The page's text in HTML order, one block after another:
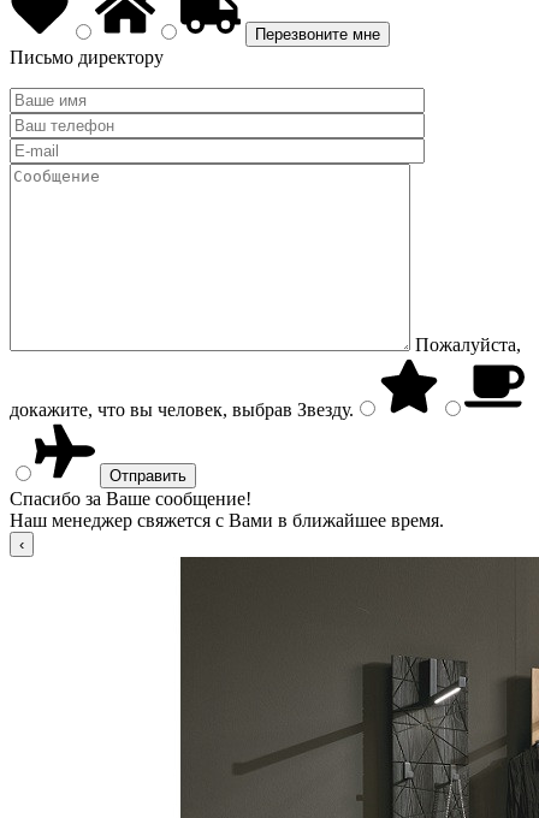
Письмо директору
Пожалуйста,
докажите, что вы человек, выбрав Звезду.
Спасибо за Ваше сообщение!
Наш менеджер свяжется с Вами в ближайшее время.